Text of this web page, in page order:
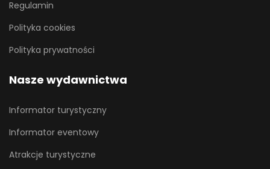
Regulamin
Polityka cookies
Polityka prywatności
Nasze wydawnictwa
Informator turystyczny
Informator eventowy
Atrakcje turystyczne